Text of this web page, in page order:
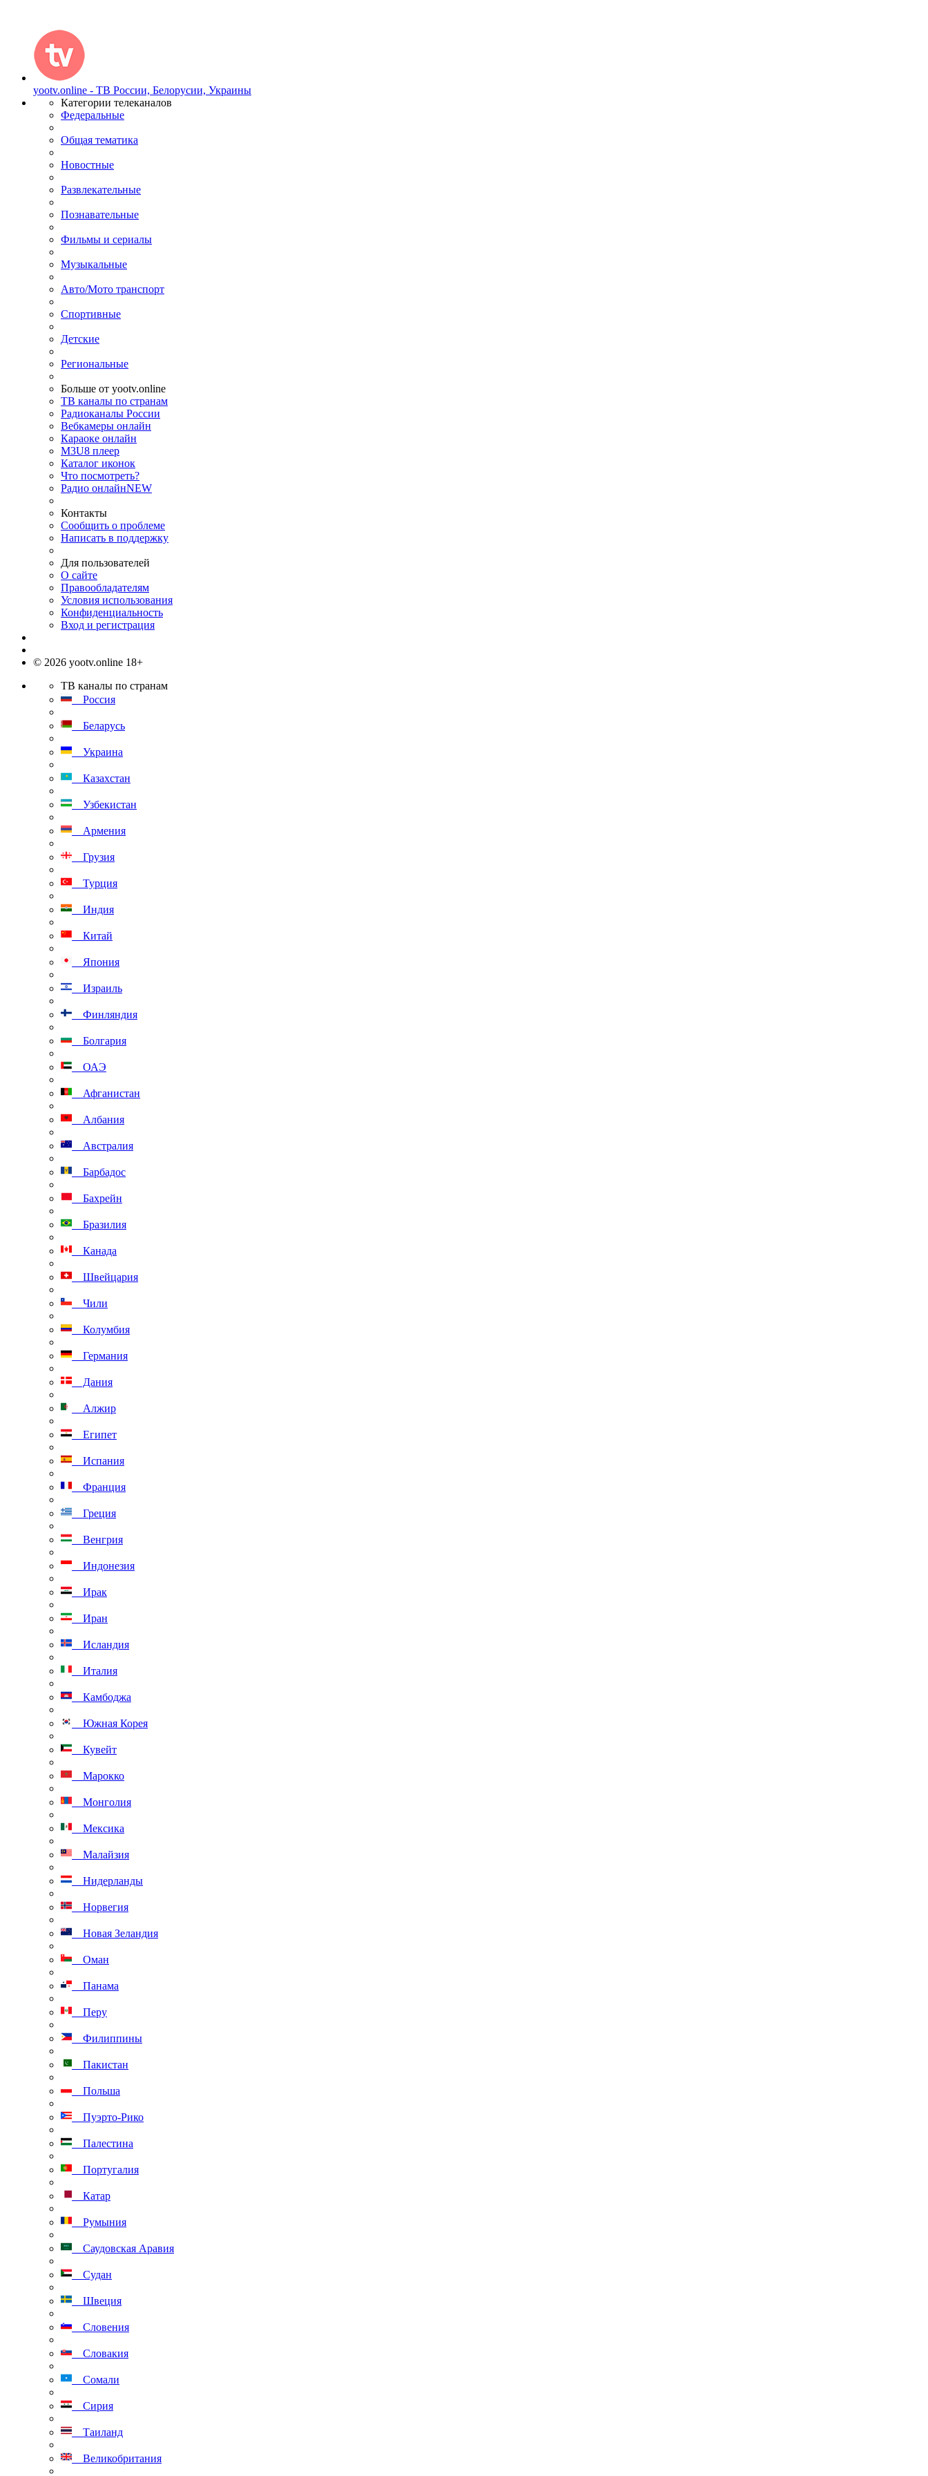
yootv.online - ТВ России, Белорусии, Украины
Категории телеканалов
Федеральные
Общая тематика
Новостные
Развлекательные
Познавательные
Фильмы и сериалы
Музыкальные
Авто/Мото транспорт
Спортивные
Детские
Региональные
Больше от yootv.online
ТВ каналы по странам
Радиоканалы России
Вебкамеры онлайн
Караоке онлайн
M3U8 плеер
Каталог иконок
Что посмотреть?
Радио онлайнNEW
Контакты
Сообщить о проблеме
Написать в поддержку
Для пользователей
О сайте
Правообладателям
Условия использования
Конфиденциальность
Вход и регистрация
© 2026 yootv.online 18+
ТВ каналы по странам
Россия
Беларусь
Украина
Казахстан
Узбекистан
Армения
Грузия
Турция
Индия
Китай
Япония
Израиль
Финляндия
Болгария
ОАЭ
Афганистан
Албания
Австралия
Барбадос
Бахрейн
Бразилия
Канада
Швейцария
Чили
Колумбия
Германия
Дания
Алжир
Египет
Испания
Франция
Греция
Венгрия
Индонезия
Ирак
Иран
Исландия
Италия
Камбоджа
Южная Корея
Кувейт
Марокко
Монголия
Мексика
Малайзия
Нидерланды
Норвегия
Новая Зеландия
Оман
Панама
Перу
Филиппины
Пакистан
Польша
Пуэрто-Рико
Палестина
Португалия
Катар
Румыния
Саудовская Аравия
Судан
Швеция
Словения
Словакия
Сомали
Сирия
Таиланд
Великобритания